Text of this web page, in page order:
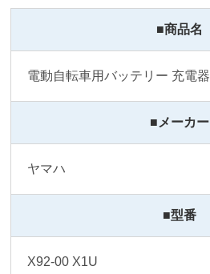
■商品名
電動自転車用バッテリー 充電器
■メーカー
ヤマハ
■型番
X92-00 X1U